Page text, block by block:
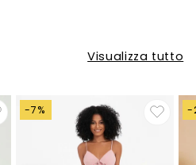
Visualizza tutto
-7% -